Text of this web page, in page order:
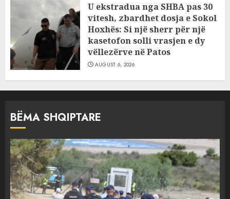
U ekstradua nga SHBA pas 30
vitesh, zbardhet dosja e Sokol
Hoxhës: Si një sherr për një
kasetofon solli vrasjen e dy
vëllezërve në Patos
AUGUST 6, 2026
BËMA SHQIPTARE